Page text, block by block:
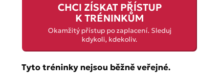
CHCI ZÍSKAT PŘÍSTUP
K TRÉNINKŮM
Okamžitý přístup po zaplacení. Sleduj
kdykoli, kdekoliv.
Tyto tréninky nejsou běžně veřejné.